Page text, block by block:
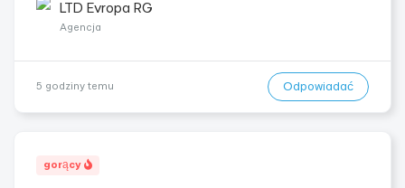
Азербайджан, Армения, Киргизия. Rolex &mdash...
LTD Evropa RG
Agencja
5 godziny temu Odpowiadać
gorący